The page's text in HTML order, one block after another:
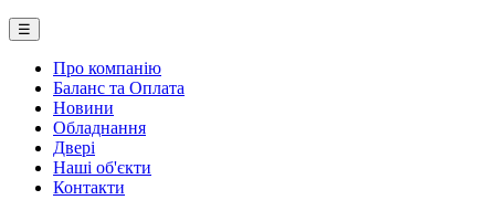
☰
Про компанію
Баланс та Оплата
Новини
Обладнання
Двері
Наші об'єкти
Контакти